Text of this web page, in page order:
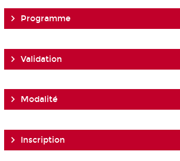
Programme
Validation
Modalité
Inscription